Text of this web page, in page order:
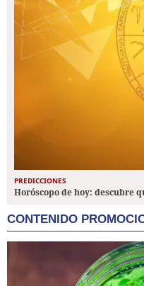
PREDICCIONES
Horóscopo de hoy: descubre
CONTENIDO